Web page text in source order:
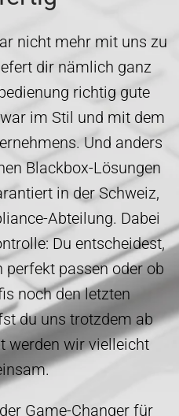
nicht mehr mit uns zu
dir nämlich ganz
richtig gute
im Stil und mit dem
Und anders
Blackbox-Lösungen
in der Schweiz,
Abteilung. Dabei
Du entscheidest,
passen oder ob
noch den letzten
du uns trotzdem ab
werden wir vielleicht
Game-Changer für